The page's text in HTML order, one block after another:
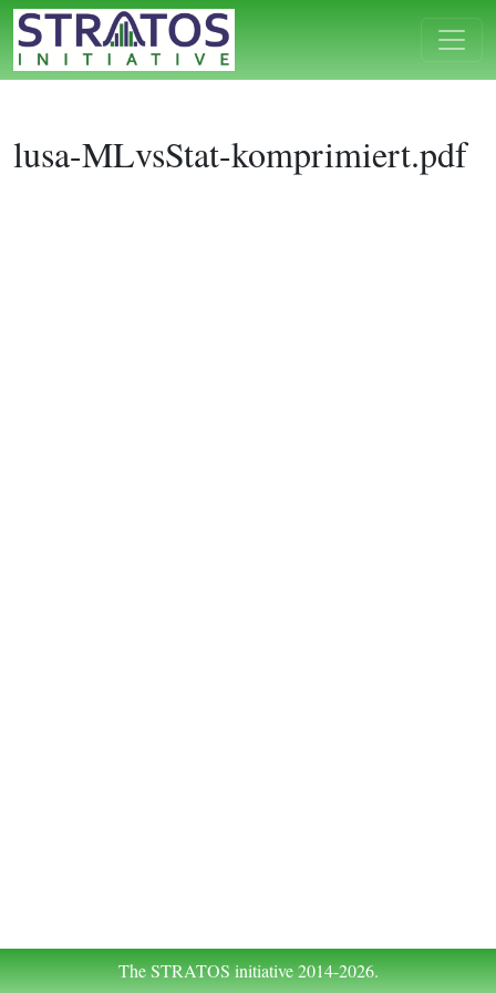
lusa-MLvsStat-komprimiert.pdf
The STRATOS initiative 2014-2026.